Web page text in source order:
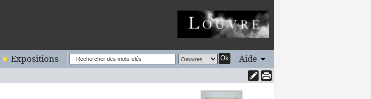
Expositions Ok Aide